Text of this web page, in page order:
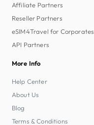
Affiliate Partners
Reseller Partners
eSIM4Travel for Corporates
API Partners
More Info
Help Center
About Us
Blog
Terms & Conditions